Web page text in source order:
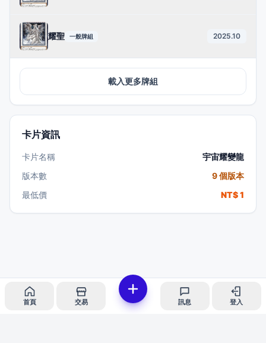
耀聖 一般牌組 2025.10
載入更多牌組
卡片資訊
卡片名稱
宇宙耀變龍
版本數
9 個版本
最低價
NT$ 1
首頁 交易 訊息 登入